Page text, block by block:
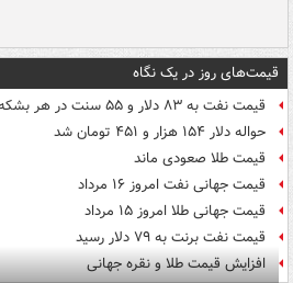
قیمت‌های روز در یک نگاه
قیمت نفت به ۸۳ دلار و ۵۵ سنت در هر بشکه رسید
حواله دلار ۱۵۴ هزار و ۴۵۱ تومان شد
قیمت طلا صعودی ماند
قیمت جهانی نفت امروز ۱۶ مرداد
قیمت جهانی طلا امروز ۱۵ مرداد
قیمت نفت برنت به ۷۹ دلار رسید
افزایش قیمت طلا و نقره جهانی